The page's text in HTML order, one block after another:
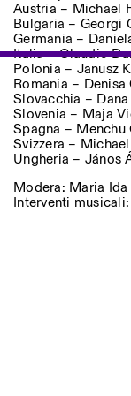
NEWSLETTER
Inscrivez-vous à
Facebook Instagram
Austria – Michael
Bulgaria – Georgi
Germania –
Italia – Claudio
Polonia – Janusz
Romania – Denisa
Slovacchia –
Slovenia – Maja
Spagna – Menchu
Svizzera –
Ungheria – János
Modera: Maria
Interventi